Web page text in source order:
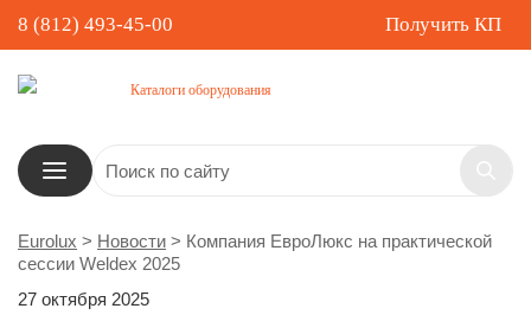
8 (812) 493-45-00 Получить КП
Каталоги оборудования
Eurolux > Новости > Компания ЕвроЛюкс на практической
сессии Weldex 2025
27 октября 2025